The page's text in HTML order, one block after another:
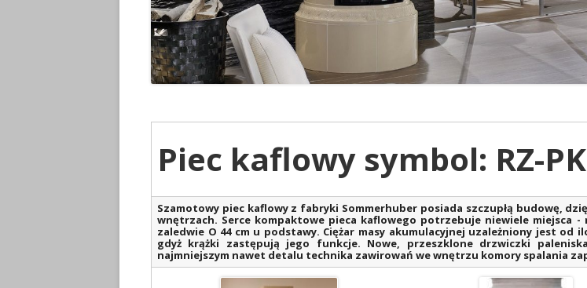
Piec kaflowy symbol: RZ-
Szamotowy piec kaflowy z fabryki Sommerhuber posiada szczupłą budowę,
wnętrzach. Serce kompaktowe pieca kaflowego potrzebuje niewiele miejsca -
zaledwie O 44 cm u podstawy. Ciężar masy akumulacyjnej uzależniony jest od
gdyż krążki zastępują jego funkcje. Nowe, przeszklone drzwiczki
najmniejszym nawet detalu technika zawirowań we wnętrzu komory spalania